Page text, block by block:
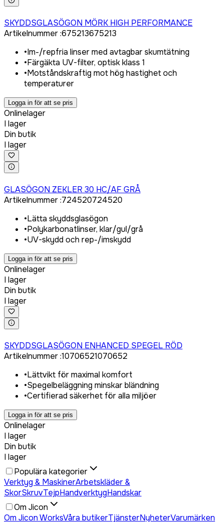
SKYDDSGLASÖGON MÖRK HIGH PERFORMANCE
Artikelnummer:675213675213
•Im-/repfria linser med avtagbar skumtätning
•Färgäkta UV-filter, optisk klass 1
•Motståndskraftig mot hög hastighet och
temperaturer
Logga in för att se pris
Onlinelager
I lager
Din butik
I lager
GLASÖGON ZEKLER 30 HC/AF GRÅ
Artikelnummer:724520724520
•Lätta skyddsglasögon
•Polykarbonatlinser, klar/gul/grå
•UV-skydd och rep-/imskydd
Logga in för att se pris
Onlinelager
I lager
Din butik
I lager
SKYDDSGLASÖGON ENHANCED SPEGEL RÖD
Artikelnummer:10706521070652
•Lättvikt för maximal komfort
•Spegelbeläggning minskar bländning
•Certifierad säkerhet för alla miljöer
Logga in för att se pris
Onlinelager
I lager
Din butik
I lager
Populära kategorier
Verktyg & MaskinerArbetskläder &
SkorSkruvTejpHandverktygHandskar
Om Jicon
Om Jicon WorksVåra butikerTjänsterNyheterVarumärken